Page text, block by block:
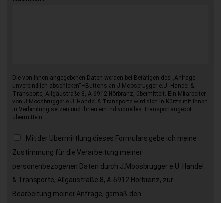
Die von Ihnen angegebenen Daten werden bei Betätigen des „Anfrage
unverbindlich abschicken“–Buttons an J.Moosbrugger e.U. Handel &
Transporte, Allgäustraße 8, A-6912 Hörbranz, übermittelt. Ein Mitarbeiter
von J.Moosbrugger e.U. Handel & Transporte wird sich in Kürze mit Ihnen
in Verbindung setzen und Ihnen ein individuelles Transportangebot
übermitteln.
Mit der Übermittlung dieses Formulars gebe ich meine
Zustimmung für die Verarbeitung meiner
personenbezogenen Daten durch J.Moosbrugger e.U. Handel
& Transporte, Allgäustraße 8, A-6912 Hörbranz, zur
Bearbeitung meiner Anfrage, gemäß den